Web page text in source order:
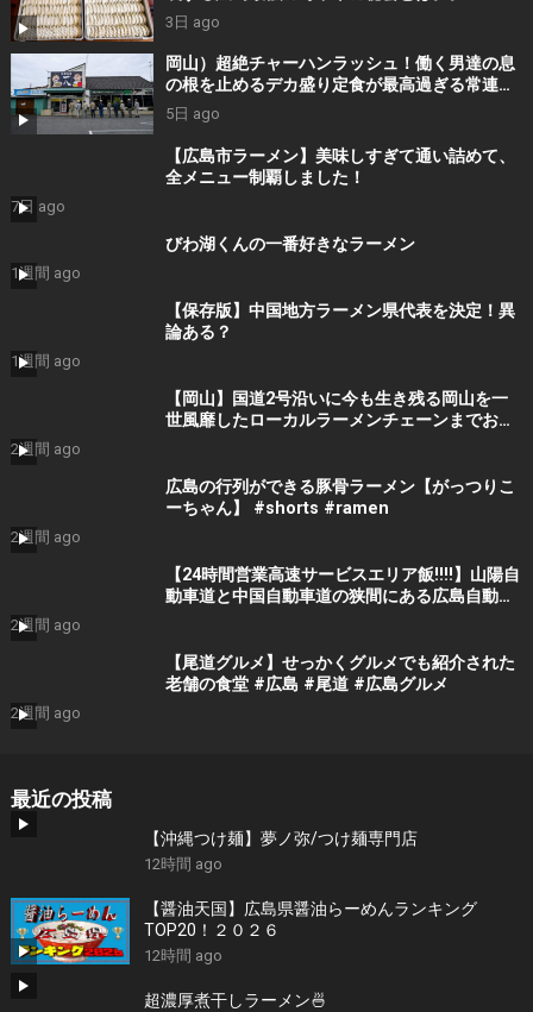
3日 ago
岡山）超絶チャーハンラッシュ！働く男達の息
の根を止めるデカ盛り定食が最高過ぎる常連殺
到ラーメン食堂
5日 ago
【広島市ラーメン】美味しすぎて通い詰めて、
全メニュー制覇しました！
7日 ago
びわ湖くんの一番好きなラーメン
1週間 ago
【保存版】中国地方ラーメン県代表を決定！異
論ある？
1週間 ago
【岡山】国道2号沿いに今も生き残る岡山を一
世風靡したローカルラーメンチェーンまでお昼
2週間 ago
広島の行列ができる豚骨ラーメン【がっつりこ
ーちゃん】 #shorts #ramen
2週間 ago
【24時間営業高速サービスエリア飯!!!!】山陽自
動車道と中国自動車道の狭間にある広島自動車
2週間 ago
【尾道グルメ】せっかくグルメでも紹介された
老舗の食堂 #広島 #尾道 #広島グルメ
2週間 ago
最近の投稿
【沖縄つけ麺】夢ノ弥/つけ麺専門店
12時間 ago
【醤油天国】広島県醤油らーめんランキング
TOP20！２０２６
12時間 ago
超濃厚煮干しラーメン🍜